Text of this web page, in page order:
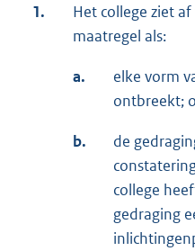
1.
Het college ziet
maatregel als:
a.
elke vorm
ontbreekt;
b. de
college
gedraging